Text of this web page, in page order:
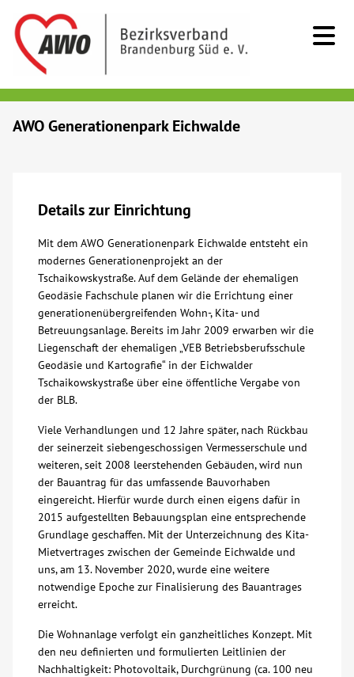
Menschen mit Behinderung
Beratung & Hilfe
Begegnung
Bildung
Über uns
Veranstaltungen
Spenden
Mitmachen
Ausbildung
Glossar
AWO Generationenpark Eichwalde
Details zur Einrichtung
Mit dem AWO Generationenpark Eichwalde entsteht ein
modernes Generationenprojekt an der
Tschaikowskystraße. Auf dem Gelände der ehemaligen
Geodäsie Fachschule planen wir die Errichtung einer
generationenübergreifenden Wohn-, Kita- und
Betreuungsanlage. Bereits im Jahr 2009 erwarben wir die
Liegenschaft der ehemaligen „VEB Betriebsberufsschule
Geodäsie und Kartografie“ in der Eichwalder
Tschaikowskystraße über eine öffentliche Vergabe von
der BLB.
Viele Verhandlungen und 12 Jahre später, nach Rückbau
der seinerzeit siebengeschossigen Vermesserschule und
weiteren, seit 2008 leerstehenden Gebäuden, wird nun
der Bauantrag für das umfassende Bauvorhaben
eingereicht. Hierfür wurde durch einen eigens dafür in
2015 aufgestellten Bebauungsplan eine entsprechende
Grundlage geschaffen. Mit der Unterzeichnung des Kita-
Mietvertrages zwischen der Gemeinde Eichwalde und
uns, am 13. November 2020, wurde eine weitere
notwendige Epoche zur Finalisierung des Bauantrages
erreicht.
Die Wohnanlage verfolgt ein ganzheitliches Konzept. Mit
den neu definierten und formulierten Leitlinien der
Nachhaltigkeit: Photovoltaik, Durchgrünung (ca. 100 neu